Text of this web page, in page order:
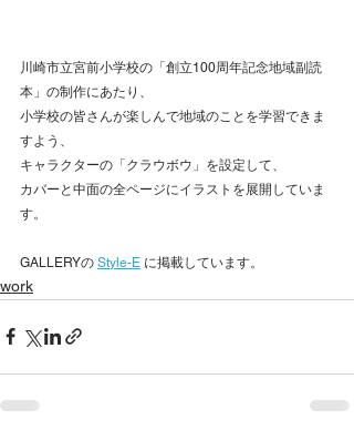
川崎市立宮前小学校の「創立100周年記念地域副読
本」の制作にあたり、
小学校の皆さんが楽しんで地域のことを学習できま
すよう、
キャラクターの「クラウボウ」を設定して、
カバーと中面の全ページにイラストを展開していま
す。
GALLERYの Style-E に掲載しています。
work